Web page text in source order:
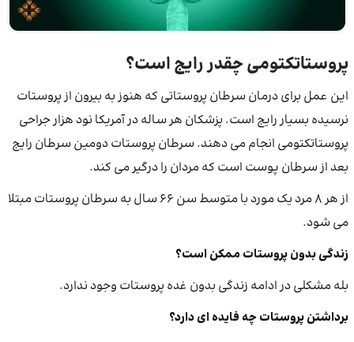
پروستاتکتومی چقدر رایج است؟
این عمل برای درمان سرطان پروستاتی که هنوز به بیرون از پروستات
نرسیده بسیار رایج است. پزشکان هر ساله در آمریکا نود هزار جراحی
پروستاتکتومی انجام می دهند. سرطان پروستات دومین سرطان رایج
بعد از سرطان پوست است که مردان را درگیر می کند.
از هر ۸ مرد یک مورد با متوسط سن ۶۶ سال به سرطان پروستات مبتلا
می شود.
زندگیبدونپروستات ممکن است؟
بله مشکلی در ادامه زندگی بدون غده پروستات وجود ندارد.
برداشتنپروستاتچه فایده ای دارد؟